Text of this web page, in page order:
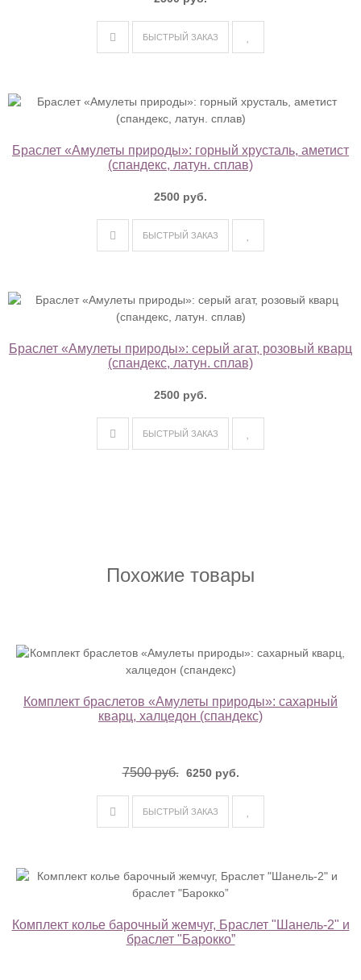
БЫСТРЫЙ ЗАКАЗ
Браслет «Амулеты природы»: горный хрусталь, аметист
(спандекс, латун. сплав)
2500 руб.
БЫСТРЫЙ ЗАКАЗ
Браслет «Амулеты природы»: серый агат, розовый кварц
(спандекс, латун. сплав)
2500 руб.
БЫСТРЫЙ ЗАКАЗ
Похожие товары
Комплект браслетов «Амулеты природы»: сахарный
кварц, халцедон (спандекс)
7500 руб. 6250 руб.
БЫСТРЫЙ ЗАКАЗ
Комплект колье барочный жемчуг, Браслет "Шанель-2" и
браслет "Барокко”